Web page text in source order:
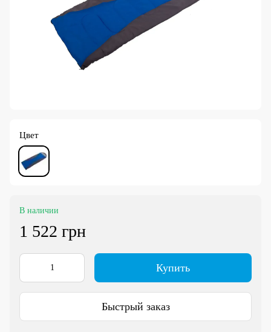
Цвет
В наличии
1 522 грн
Купить
Быстрый заказ